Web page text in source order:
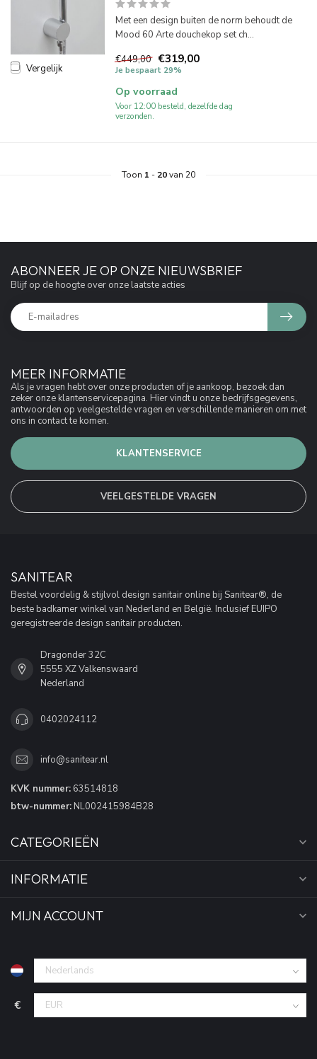
Vergelijk
Met een design buiten de norm behoudt de
Mood 60 Arte douchekop set ch...
€449,00 €319,00
Je bespaart 29%
Op voorraad
Voor 12:00 besteld, dezelfde dag
verzonden.
Toon 1 - 20van 20
MEER INFORMATIE
Als je vragen hebt over onze producten of je aankoop, bezoek dan
zeker onze klantenservicepagina. Hier vindt u onze bedrijfsgegevens,
antwoorden op veelgestelde vragen en verschillende manieren om met
ons in contact te komen.
KLANTENSERVICE
VEELGESTELDE VRAGEN
ABONNEER JE OP ONZE NIEUWSBRIEF
Blijf op de hoogte over onze laatste acties
SANITEAR
Bestel voordelig & stijlvol design sanitair online bij Sanitear®, de
beste badkamer winkel van Nederland en België. Inclusief EUIPO
geregistreerde design sanitair producten.
Dragonder 32C
5555 XZ Valkenswaard
Nederland
0402024112
info@sanitear.nl
KVK nummer: 63514818
btw-nummer: NL002415984B28
CATEGORIEËN
INFORMATIE
MIJN ACCOUNT
€